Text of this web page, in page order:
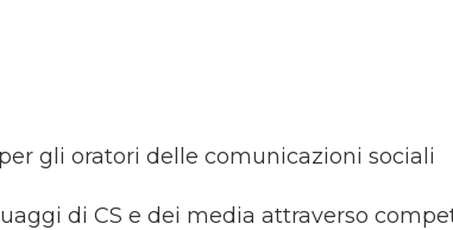
gli oratori delle comunicazioni sociali
di CS e dei media attraverso